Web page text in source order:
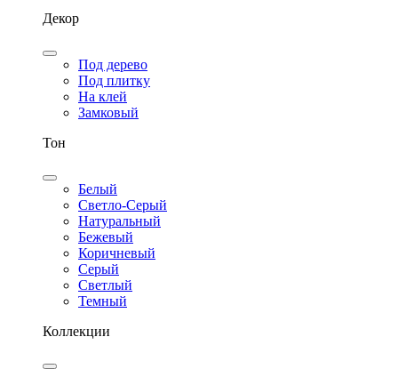
Декор
Под дерево
Под плитку
На клей
Замковый
Тон
Белый
Светло-Серый
Натуральный
Бежевый
Коричневый
Серый
Светлый
Темный
Коллекции